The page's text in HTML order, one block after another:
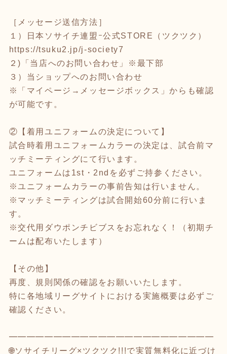
［メッセージ送信方法］
１）日本ソサイチ連盟ｰ公式STORE（ツクツク）
https://tsuku2.jp/j-society7
２)「当店へのお問い合わせ」※最下部
３）当ショップへのお問い合わせ
※「マイページ→メッセージボックス」からも確認
が可能です。
②【着用ユニフォームの決定について】
試合時着用ユニフォームカラーの決定は、試合前マ
ッチミーティングにて行います。
ユニフォームは1st・2ndを必ずご持参ください。
※ユニフォームカラーの事前告知は行いません。
※マッチミーティングは試合開始60分前に行いま
す。
※交代用ダウポンチビブスをお忘れなく！（初期チ
ームは配布いたします）
【その他】
再度、規則関係の確認をお願いいたします。
特に各地域リーグサイトにおける実施概要は必ずご
確認ください。
━━━━━━━━━━━━━━━━━━━━━━━
🌐ソサイチリーグ×ツクツク!!!で実質無料化に近づけ